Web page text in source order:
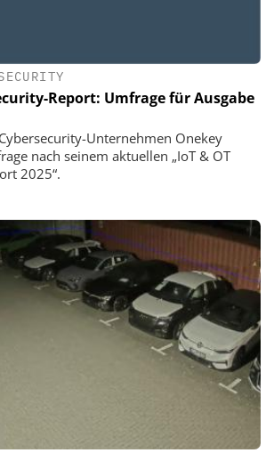
Report: Umfrage für Ausgabe
Unternehmen Onekey
nach seinem aktuellen „IoT & OT
2025“.